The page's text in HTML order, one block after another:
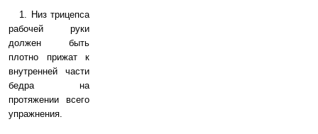
1. Низ трицепса
рабочей руки
должен быть
плотно прижат к
внутренней части
бедра на
протяжении всего
упражнения.